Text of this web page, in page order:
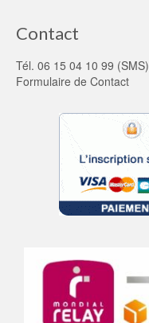
Contact
Tél. 06 15 04 10 99 (SMS)
Formulaire de Contact